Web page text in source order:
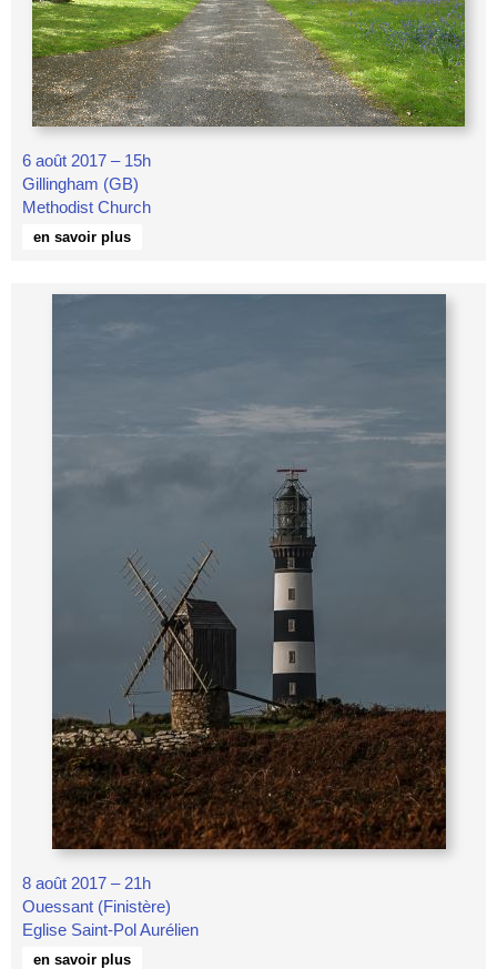
6 août 2017 – 15h
Gillingham (GB)
Methodist Church
en savoir plus
8 août 2017 – 21h
Ouessant (Finistère)
Eglise Saint-Pol Aurélien
en savoir plus